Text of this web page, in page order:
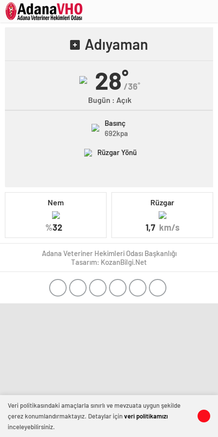
Adıyaman
28˚/36˚
Bugün : Açık
Basınç
692kpa
Rüzgar Yönü
Nem
%32
Rüzgar
1,7 km/s
Adana Veteriner Hekimleri Odası Başkanlığı
Tasarım: KozanBilgi.Net
Veri politikasındaki amaçlarla sınırlı ve mevzuata uygun şekilde
çerez konumlandırmaktayız. Detaylar içinveri politikamızı
inceleyebilirsiniz.